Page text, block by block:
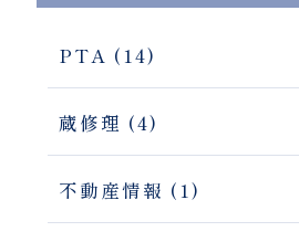
PTA (14)
蔵修理 (4)
不動産情報 (1)